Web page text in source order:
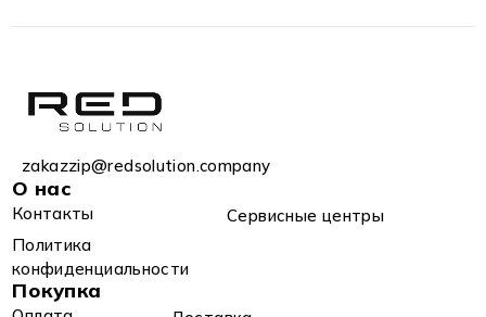
zakazzip@redsolution.company
О нас
Контакты
Сервисные центры
Политика
конфиденциальности
Покупка